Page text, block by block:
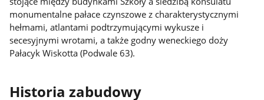
monumentalne pałace czynszowe z charakterystycznymi
hełmami, atlantami podtrzymującymi wykusze i
secesyjnymi wrotami, a także godny weneckiego doży
Pałacyk Wiskotta (Podwale 63).
Historia zabudowy